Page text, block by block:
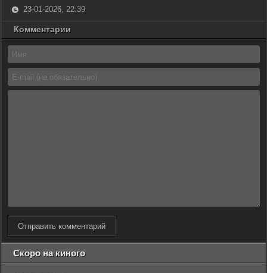
23-01-2026, 22:39
Комментарии
Отправить комментарий
Скоро на киного